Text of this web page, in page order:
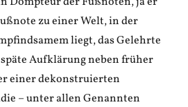
zu einer Welt, in der
liegt, das Gelehrte
Aufklärung neben früher
einer dekonstruierten
– unter allen Genannten